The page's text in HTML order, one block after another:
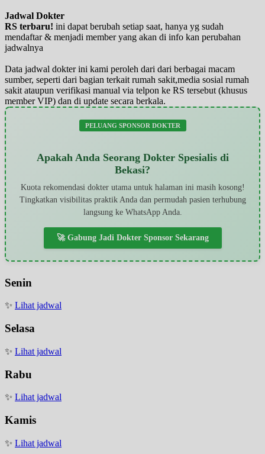
Jadwal Dokter
RS terbaru! ini dapat berubah setiap saat, hanya yg sudah
mendaftar & menjadi member yang akan di info kan perubahan
jadwalnya
Data jadwal dokter ini kami peroleh dari dari berbagai macam
sumber, seperti dari bagian terkait rumah sakit,media sosial rumah
sakit ataupun verifikasi manual via telpon ke RS tersebut (khusus
member VIP) dan di update secara berkala.
PELUANG SPONSOR DOKTER
Apakah Anda Seorang Dokter Spesialis di
Bekasi?
Kuota rekomendasi dokter utama untuk halaman ini masih kosong!
Tingkatkan visibilitas praktik Anda dan permudah pasien terhubung
langsung ke WhatsApp Anda.
🚀 Gabung Jadi Dokter Sponsor Sekarang
Senin
✨ Lihat jadwal
Selasa
✨ Lihat jadwal
Rabu
✨ Lihat jadwal
Kamis
✨ Lihat jadwal